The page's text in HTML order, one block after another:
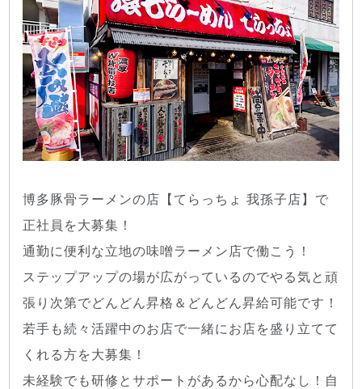
博多豚骨ラーメンの店【てらっちょ 我孫子店】で
正社員を大募集！
通勤に便利な立地の味噌ラーメン店で働こう！
ステップアップの場が広がっているのでやる気と頑
張り次第でどんどん昇格＆どんどん昇給可能です！
若手も続々活躍中のお店で一緒にお店を盛り立てて
くれる方を大募集！
未経験でも研修とサポートがあるから心配なし！自